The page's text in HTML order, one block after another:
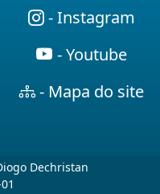
- Instagram
- Youtube
- Mapa do site
Dechristan